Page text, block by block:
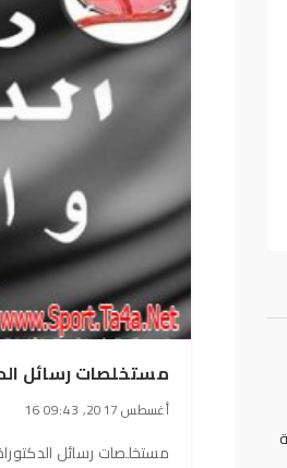
مستخلصات رسائل
16 أغسطس 2017, 09:43
مستخلصات رسائل